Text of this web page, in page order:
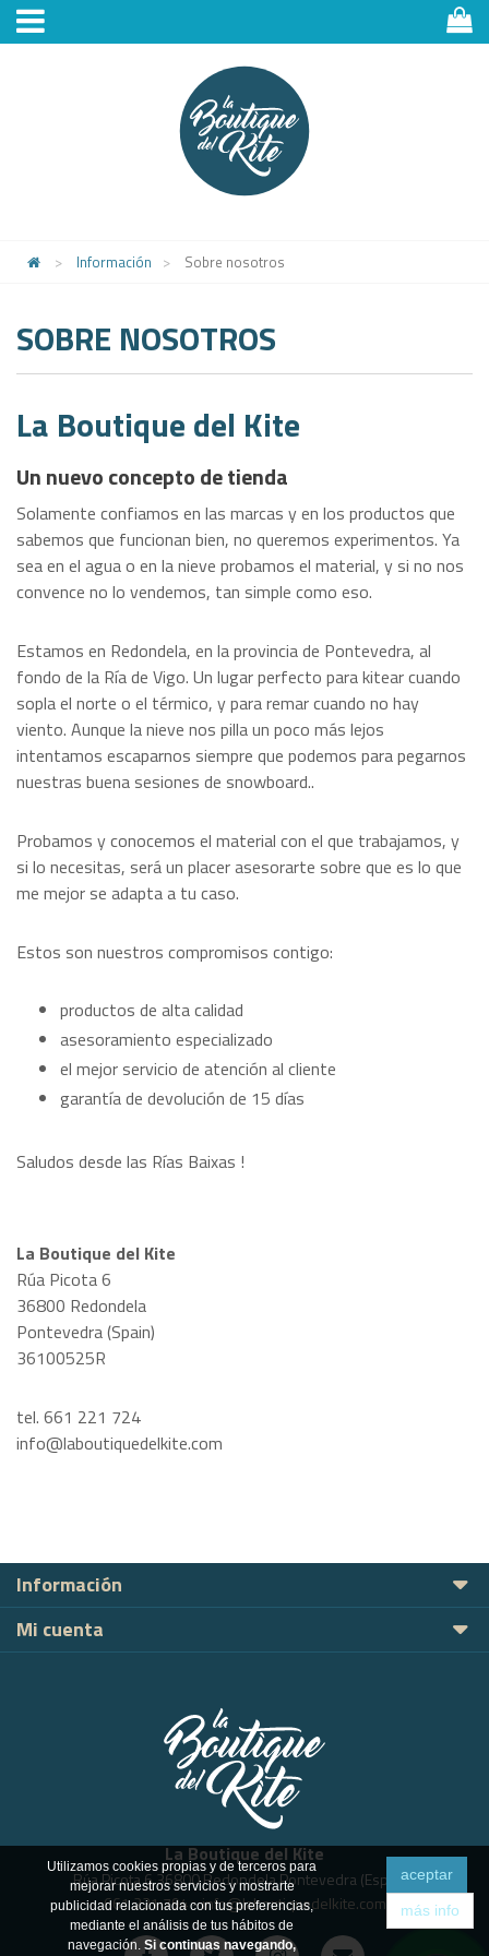
> Información > Sobre nosotros
SOBRE NOSOTROS
La Boutique del Kite
Un nuevo concepto de tienda
Solamente confiamos en las marcas y en los productos que
sabemos que funcionan bien, no queremos experimentos. Ya
sea en el agua o en la nieve probamos el material, y si no nos
convence no lo vendemos, tan simple como eso.
Estamos en Redondela, en la provincia de Pontevedra, al
fondo de la Ría de Vigo. Un lugar perfecto para kitear cuando
sopla el norte o el térmico, y para remar cuando no hay
viento. Aunque la nieve nos pilla un poco más lejos
intentamos escaparnos siempre que podemos para pegarnos
nuestras buena sesiones de snowboard..
Probamos y conocemos el material con el que trabajamos, y
si lo necesitas, será un placer asesorarte sobre que es lo que
me mejor se adapta a tu caso.
Estos son nuestros compromisos contigo:
productos de alta calidad
asesoramiento especializado
el mejor servicio de atención al cliente
garantía de devolución de 15 días
Saludos desde las Rías Baixas !
La Boutique del Kite
Rúa Picota 6
36800 Redondela
Pontevedra (Spain)
36100525R
tel. 661 221 724
info@laboutiquedelkite.com
Información
Mi cuenta
La Boutique del Kite
Rúa Picota 6 36800 Redondela Pontevedra (España)
661 221 794-info@laboutiquedelkite.com
Utilizamos cookies propias y de terceros para
mejorar nuestros servicios y mostrarte
publicidad relacionada con tus preferencias,
mediante el análisis de tus hábitos de
navegación.Si continuas navegando,
aceptar
más info